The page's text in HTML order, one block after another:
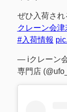
ぜひ入荷さ
クレーン会津
#入荷情報
— iクレーン
専門店